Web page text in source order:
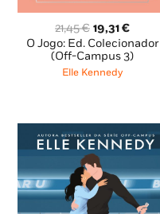
21,45€ O
preço
original
era:
19,31€O
preço
atual
O Jogo: Ed. Colecionador
(Off-Campus 3)
Elle Kennedy